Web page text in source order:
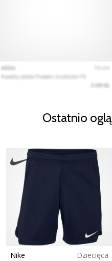
Ostatnio
Nike
Dziecięca